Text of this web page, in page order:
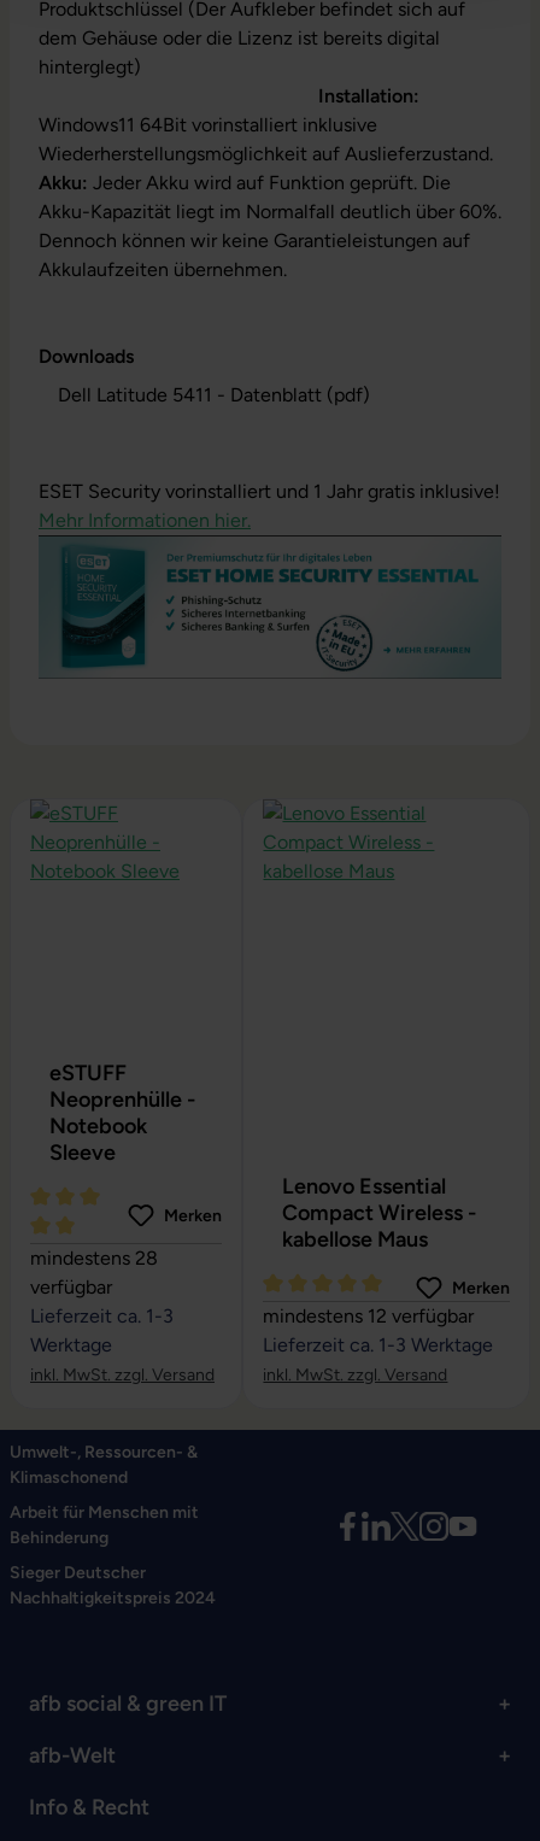
Produktschlüssel (Der Aufkleber befindet sich auf
dem Gehäuse oder die Lizenz ist bereits digital
hinterglegt)
Installation:
Windows11 64Bit vorinstalliert inklusive
Wiederherstellungsmöglichkeit auf Auslieferzustand.
Akku: Jeder Akku wird auf Funktion geprüft. Die
Akku-Kapazität liegt im Normalfall deutlich über 60%.
Dennoch können wir keine Garantieleistungen auf
Akkulaufzeiten übernehmen.
Downloads
Dell Latitude 5411 - Datenblatt (pdf)
ESET Security vorinstalliert und 1 Jahr gratis inklusive!
Mehr Informationen hier.
Produktgalerie überspringen
eSTUFF
Neoprenhülle -
Notebook
Sleeve
Durchschnittliche Bewertung von 5 von 5 Sternen
Merken
mindestens 28
verfügbar
Lieferzeit ca. 1-3
Werktage
inkl. MwSt. zzgl. Versand
Lenovo Essential
Compact Wireless -
kabellose Maus
Durchschnittliche Bewertung
Merken
mindestens 12 verfügbar
Lieferzeit ca. 1-3 Werktage
inkl. MwSt. zzgl. Versand
Umwelt-, Ressourcen- &
Klimaschonend
Arbeit für Menschen mit
Behinderung
Sieger Deutscher
Nachhaltigkeitspreis 2024
afb social & green IT
afb-Welt
Info & Recht